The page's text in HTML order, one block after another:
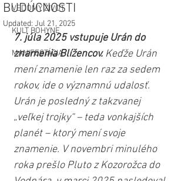
VEDOMÝ ŽIVOT
KULT BOHYNE
MANIFESTÁCIA
BUDÚCNOSTI
Updated: Jul 21, 2025
7. júla 2025 vstupuje Urán do
znamenia Blížencov. Keďže Urán
mení znamenie len raz za sedem
rokov, ide o významnú udalosť.
Urán je posledný z takzvanej
„veľkej trojky“ – teda vonkajších
planét – ktorý mení svoje
znamenie. V novembri minulého
roka prešlo Pluto z Kozorožca do